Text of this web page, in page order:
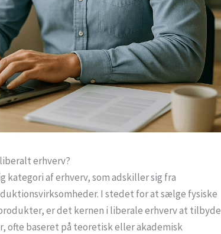
erhverv?
kategori af erhverv, som adskiller sig fra
I stedet for at sælge fysiske
er det kernen i liberale erhverv at tilbyde
ofte baseret på teoretisk eller akademisk